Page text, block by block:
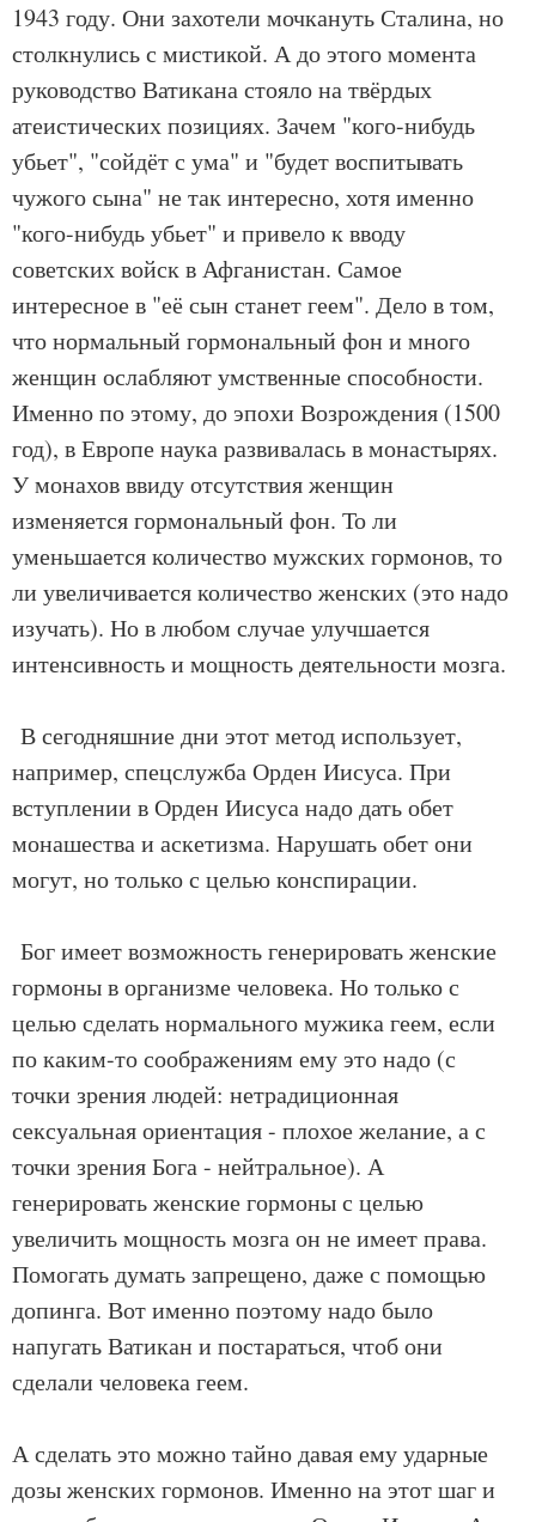
1943 году. Они захотели мочкануть Сталина, но
столкнулись с мистикой. А до этого момента
руководство Ватикана стояло на твёрдых
атеистических позициях. Зачем "кого-нибудь
убьет", "сойдёт с ума" и "будет воспитывать
чужого сына" не так интересно, хотя именно
"кого-нибудь убьет" и привело к вводу
советских войск в Афганистан. Самое
интересное в "её сын станет геем". Дело в том,
что нормальный гормональный фон и много
женщин ослабляют умственные способности.
Именно по этому, до эпохи Возрождения (1500
год), в Европе наука развивалась в монастырях.
У монахов ввиду отсутствия женщин
изменяется гормональный фон. То ли
уменьшается количество мужских гормонов, то
ли увеличивается количество женских (это надо
изучать). Но в любом случае улучшается
интенсивность и мощность деятельности мозга.
В сегодняшние дни этот метод использует,
например, спецслужба Орден Иисуса. При
вступлении в Орден Иисуса надо дать обет
монашества и аскетизма. Нарушать обет они
могут, но только с целью конспирации.
Бог имеет возможность генерировать женские
гормоны в организме человека. Но только с
целью сделать нормального мужика геем, если
по каким-то соображениям ему это надо (с
точки зрения людей: нетрадиционная
сексуальная ориентация - плохое желание, а с
точки зрения Бога - нейтральное). А
генерировать женские гормоны с целью
увеличить мощность мозга он не имеет права.
Помогать думать запрещено, даже с помощью
допинга. Вот именно поэтому надо было
напугать Ватикан и постараться, чтоб они
сделали человека геем.
А сделать это можно тайно давая ему ударные
дозы женских гормонов. Именно на этот шаг и